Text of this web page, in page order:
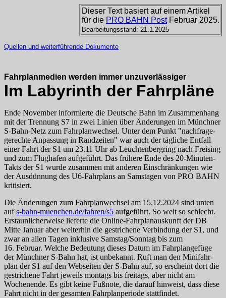
Dieser Text basiert auf einem Artikel
für die PRO BAHN PostFebruar 2025.
Bearbeitungsstand: 21.1.2025
Quellen und weiterführende Dokumente
Fahrplan­medien werden immer unzuver­lässiger
Im Labyrinth der Fahrpläne
Ende November informierte die Deutsche Bahn im Zusammen­hang
mit der Trennung S7 in zwei Linien über Änderungen im Münchner
S‑Bahn-Netz zum Fahrplan­wechsel. Unter dem Punkt "nachfrage­
gerechte Anpassung in Randzeiten" war auch der tägliche Entfall
einer Fahrt der S1 um 23.11 Uhr ab Leuchten­berg­ring nach Freising
und zum Flughafen aufgeführt. Das frühere Ende des 20-Minuten-
Takts der S1 wurde zusammen mit anderen Ein­schrän­kungen wie
der Ausdünnung des U6-Fahrplans an Samstagen von PRO BAHN
kritisiert.
Die Änderungen zum Fahr­plan­wechsel am 15.12.2024 sind unten
aufs‑bahn‑muenchen.de/fahren/s5 aufgeführt. So weit so schlecht.
Erstaun­licher­weise lieferte die Online-Fahr­plan­aus­kunft der DB
Mitte Januar aber weiterhin die gestrichene Verbindung der S1, und
zwar an allen Tagen inklusive Samstag/Sonntag bis zum
16. Februar. Welche Bedeutung dieses Datum im Fahr­plan­gefüge
der Münchner S‑Bahn hat, ist unbekannt. Ruft man den Mini­fahr­
plan der S1 auf den Webseiten der S‑Bahn auf, so erscheint dort die
gestrichene Fahrt jeweils montags bis freitags, aber nicht am
Wochenende. Es gibt keine Fußnote, die darauf hinweist, dass diese
Fahrt nicht in der gesamten Fahr­plan­periode stattfindet.